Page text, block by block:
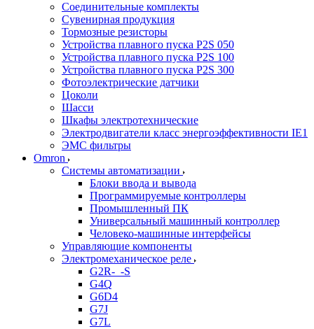
Соединительные комплекты
Сувенирная продукция
Тормозные резисторы
Устройства плавного пуска P2S 050
Устройства плавного пуска P2S 100
Устройства плавного пуска P2S 300
Фотоэлектрические датчики
Цоколи
Шасси
Шкафы электротехнические
Электродвигатели класс энергоэффективности IE1
ЭМС фильтры
Omron
Системы автоматизации
Блоки ввода и вывода
Программируемые контроллеры
Промышленный ПК
Универсальный машинный контроллер
Человеко-машинные интерфейсы
Управляющие компоненты
Электромеханическое реле
G2R-_-S
G4Q
G6D4
G7J
G7L